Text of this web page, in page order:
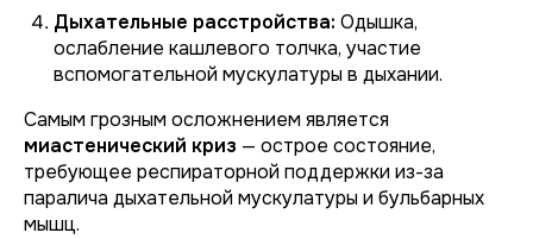
Дыхательные расстройства: Одышка,
ослабление кашлевого толчка, участие
вспомогательной мускулатуры в дыхании.
Самым грозным осложнением является
миастенический криз — острое состояние,
требующее респираторной поддержки из-за
паралича дыхательной мускулатуры и бульбарных
мышц.